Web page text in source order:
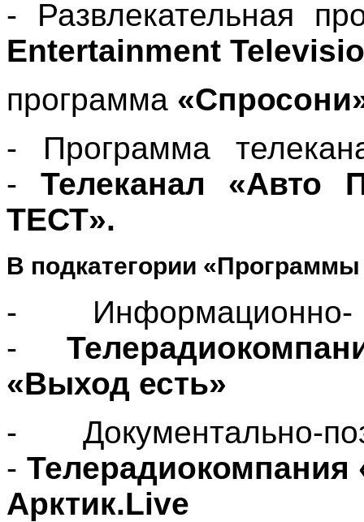
- Развлекательная
Entertainment
программа
- Программа
- Телеканал «Авто
ТЕСТ».
В подкатегории
-
-
«Выход есть»
- Документально-
-
Арктик.Live